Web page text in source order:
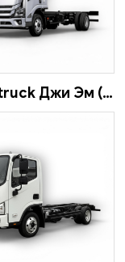
Ambertruck Джи Эм (JM)